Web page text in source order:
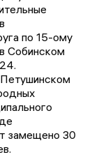
по 15-ому
Собинском
замещено 30